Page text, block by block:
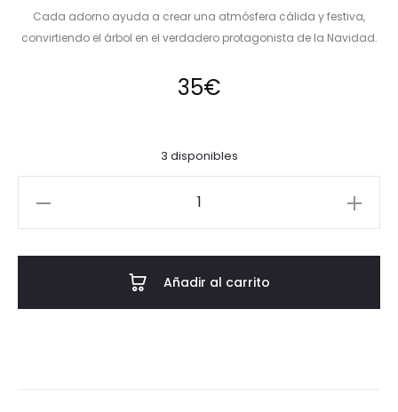
Cada adorno ayuda a crear una atmósfera cálida y festiva,
convirtiendo el árbol en el verdadero protagonista de la Navidad.
35€
3 disponibles
Añadir al carrito